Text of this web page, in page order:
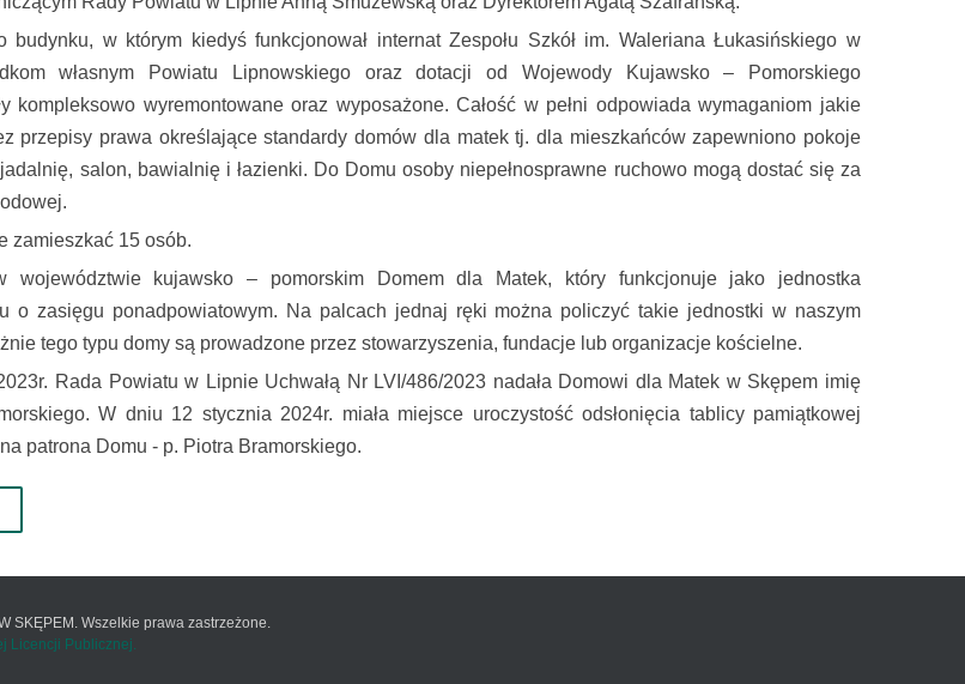
budynku, w którym kiedyś funkcjonował internat Zespołu Szkół im. Waleriana Łukasińskiego w
własnym Powiatu Lipnowskiego oraz dotacji od Wojewody Kujawsko – Pomorskiego
kompleksowo wyremontowane oraz wyposażone. Całość w pełni odpowiada wymaganiom jakie
przepisy prawa określające standardy domów dla matek tj. dla mieszkańców zapewniono pokoje
salon, bawialnię i łazienki. Do Domu osoby niepełnosprawne ruchowo mogą dostać się za
zamieszkać 15 osób.
województwie kujawsko – pomorskim Domem dla Matek, który funkcjonuje jako jednostka
o zasięgu ponadpowiatowym. Na palcach jednaj ręki można policzyć takie jednostki w naszym
tego typu domy są prowadzone przez stowarzyszenia, fundacje lub organizacje kościelne.
Rada Powiatu w Lipnie Uchwałą Nr LVI/486/2023 nadała Domowi dla Matek w Skępem imię
W dniu 12 stycznia 2024r. miała miejsce uroczystość odsłonięcia tablicy pamiątkowej
patrona Domu - p. Piotra Bramorskiego.
SKĘPEM. Wszelkie prawa zastrzeżone.
Licencji Publicznej.